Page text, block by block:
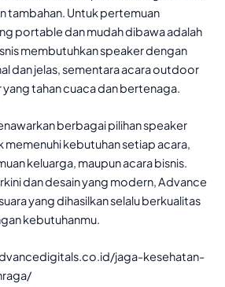
tambahan. Untuk pertemuan
portable dan mudah dibawa adalah
membutuhkan speaker dengan
dan jelas, sementara acara outdoor
tahan cuaca dan bertenaga.
berbagai pilihan speaker
memenuhi kebutuhan setiap acara,
keluarga, maupun acara bisnis.
dan desain yang modern, Advance
yang dihasilkan selalu berkualitas
kebutuhanmu.
jaga-kesehatan-